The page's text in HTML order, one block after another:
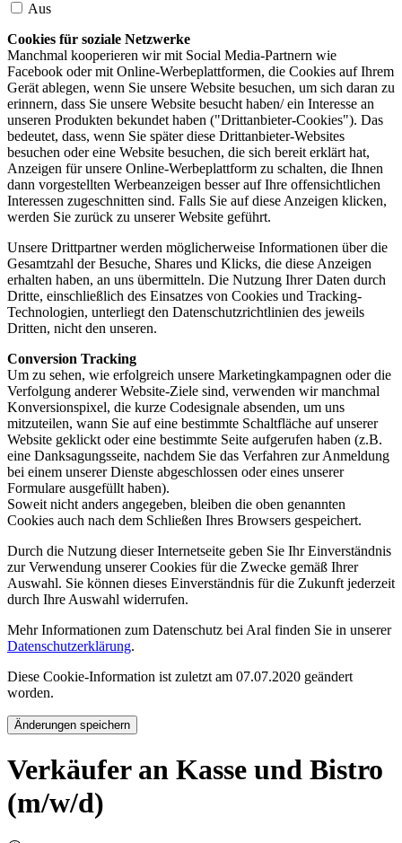
Aus
Cookies für soziale Netzwerke
Manchmal kooperieren wir mit Social Media-Partnern wie
Facebook oder mit Online-Werbeplattformen, die Cookies auf Ihrem
Gerät ablegen, wenn Sie unsere Website besuchen, um sich daran zu
erinnern, dass Sie unsere Website besucht haben/ ein Interesse an
unseren Produkten bekundet haben ("Drittanbieter-Cookies"). Das
bedeutet, dass, wenn Sie später diese Drittanbieter-Websites
besuchen oder eine Website besuchen, die sich bereit erklärt hat,
Anzeigen für unsere Online-Werbeplattform zu schalten, die Ihnen
dann vorgestellten Werbeanzeigen besser auf Ihre offensichtlichen
Interessen zugeschnitten sind. Falls Sie auf diese Anzeigen klicken,
werden Sie zurück zu unserer Website geführt.
Unsere Drittpartner werden möglicherweise Informationen über die
Gesamtzahl der Besuche, Shares und Klicks, die diese Anzeigen
erhalten haben, an uns übermitteln. Die Nutzung Ihrer Daten durch
Dritte, einschließlich des Einsatzes von Cookies und Tracking-
Technologien, unterliegt den Datenschutzrichtlinien des jeweils
Dritten, nicht den unseren.
Conversion Tracking
Um zu sehen, wie erfolgreich unsere Marketingkampagnen oder die
Verfolgung anderer Website-Ziele sind, verwenden wir manchmal
Konversionspixel, die kurze Codesignale absenden, um uns
mitzuteilen, wann Sie auf eine bestimmte Schaltfläche auf unserer
Website geklickt oder eine bestimmte Seite aufgerufen haben (z.B.
eine Danksagungsseite, nachdem Sie das Verfahren zur Anmeldung
bei einem unserer Dienste abgeschlossen oder eines unserer
Formulare ausgefüllt haben).
Soweit nicht anders angegeben, bleiben die oben genannten
Cookies auch nach dem Schließen Ihres Browsers gespeichert.
Durch die Nutzung dieser Internetseite geben Sie Ihr Einverständnis
zur Verwendung unserer Cookies für die Zwecke gemäß Ihrer
Auswahl. Sie können dieses Einverständnis für die Zukunft jederzeit
durch Ihre Auswahl widerrufen.
Mehr Informationen zum Datenschutz bei Aral finden Sie in unserer
Datenschutzerklärung.
Diese Cookie-Information ist zuletzt am 07.07.2020 geändert
worden.
Änderungen speichern
Verkäufer an Kasse und Bistro
(m/w/d)